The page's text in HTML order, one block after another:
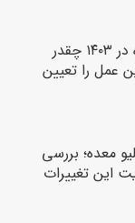
هزینه جراحی بای‌پس معده در ۱۴۰۳ چقدر
این عمل را تعیین
معده؛ بررسی